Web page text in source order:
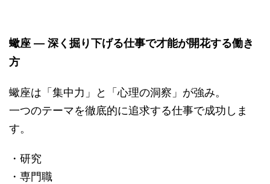
蠍座 ― 深く掘り下げる仕事で才能が開花する働き
方
蠍座は「集中力」と「心理の洞察」が強み。
一つのテーマを徹底的に追求する仕事で成功しま
す。
・研究
・専門職